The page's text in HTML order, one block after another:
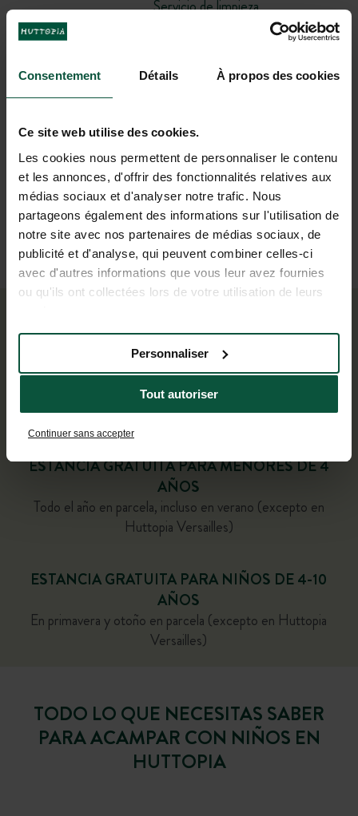
Consentement Détails À propos des cookies
Ce site web utilise des cookies.
Les cookies nous permettent de personnaliser le contenu
et les annonces, d'offrir des fonctionnalités relatives aux
médias sociaux et d'analyser notre trafic. Nous
partageons également des informations sur l'utilisation de
notre site avec nos partenaires de médias sociaux, de
publicité et d'analyse, qui peuvent combiner celles-ci
avec d'autres informations que vous leur avez fournies
ou qu'ils ont collectées lors de votre utilisation de leurs
Tout autoriser
Personnaliser
Continuer sans accepter
Servicio de limpieza
Lavandería
Y si eres campista de corazón, aprovecha nuestras
parcelascon o sin electricidad en todos nuestros
campings para instalar tu tienda o autocaravana.
¿Listo para ir de camping con tus hijos?
RESERVA TUS PRÓXIMAS VACACIONES
ESTANCIA GRATUITA PARA MENORES DE 4
AÑOS
Todo el año en parcela, incluso en verano (excepto en
Huttopia Versailles)
ESTANCIA GRATUITA PARA NIÑOS DE 4-10
AÑOS
En primavera y otoño en parcela (excepto en Huttopia
Versailles)
TODO LO QUE NECESITAS SABER
PARA ACAMPAR CON NIÑOS EN
HUTTOPIA